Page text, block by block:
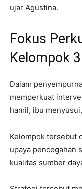
ujar Agustina.
Fokus
Kelompok
Dalam
memperkuat
hamil, ibu
Kelompok tersebut
upaya pencegahan
kualitas sumber